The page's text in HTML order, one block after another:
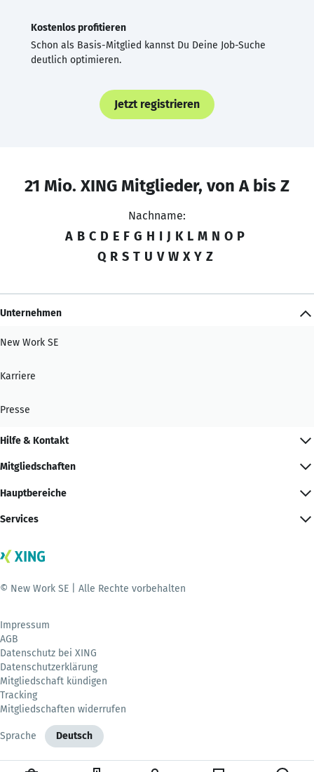
Kostenlos profitieren
Schon als Basis-Mitglied kannst Du Deine Job-Suche
deutlich optimieren.
Jetzt registrieren
21 Mio. XING Mitglieder, von A bis Z
Nachname:
A B C D E F G H I J K L M N O P
Q R S T U V W X Y Z
Unternehmen
New Work SE
Karriere
Presse
Hilfe & Kontakt
Mitgliedschaften
Hauptbereiche
Services
© New Work SE | Alle Rechte vorbehalten
Impressum
AGB
Datenschutz bei XING
Datenschutzerklärung
Mitgliedschaft kündigen
Tracking
Mitgliedschaften widerrufen
Sprache Deutsch